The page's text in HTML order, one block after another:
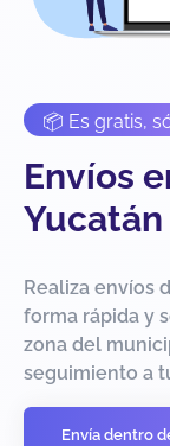
📦 Es gratis,
Envíos
Yucatán
Realiza envíos
forma rápida y
zona del
seguimiento a
Envía dentro